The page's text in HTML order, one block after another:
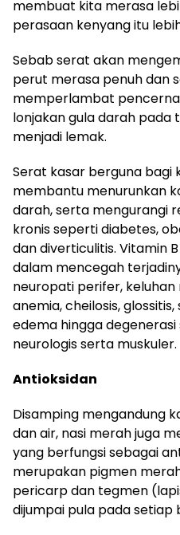
membuat kita merasa
perasaan kenyang itu
Sebab serat akan
perut merasa penuh dan
memperlambat
lonjakan gula darah pada
menjadi lemak.
Serat kasar berguna bagi
membantu menurunkan
darah, serta mengurangi
kronis seperti diabetes,
dan diverticulitis. Vitamin
dalam mencegah
neuropati perifer, keluhan
anemia, cheilosis,
edema hingga
neurologis serta muskuler.
Antioksidan
Disamping mengandung
dan air, nasi merah juga
yang berfungsi sebagai
merupakan pigmen
pericarp dan tegmen
dijumpai pula pada setiap